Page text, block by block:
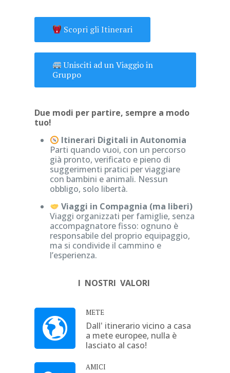
Scopri gli Itinerari
Unisciti ad un Viaggio in
Gruppo
Due modi per partire, sempre a modo
tuo!
Itinerari Digitali in Autonomia
Parti quando vuoi, con un percorso
già pronto, verificato e pieno di
suggerimenti pratici per viaggiare
con bambini e animali. Nessun
obbligo, solo libertà.
Viaggi in Compagnia (ma liberi)
Viaggi organizzati per famiglie, senza
accompagnatore fisso: ognuno è
responsabile del proprio equipaggio,
ma si condivide il cammino e
l’esperienza.
I NOSTRI VALORI
METE
Dall' itinerario vicino a casa
a mete europee, nulla è
lasciato al caso!
AMICI